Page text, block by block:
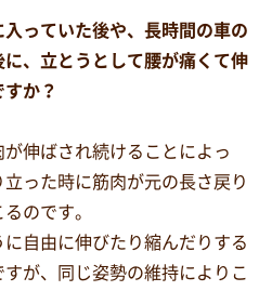
っていた後や、長時間の車の
、立とうとして腰が痛くて伸
か？
伸ばされ続けることによっ
った時に筋肉が元の長さ戻り
のです。
自由に伸びたり縮んだりする
が、同じ姿勢の維持によりこ